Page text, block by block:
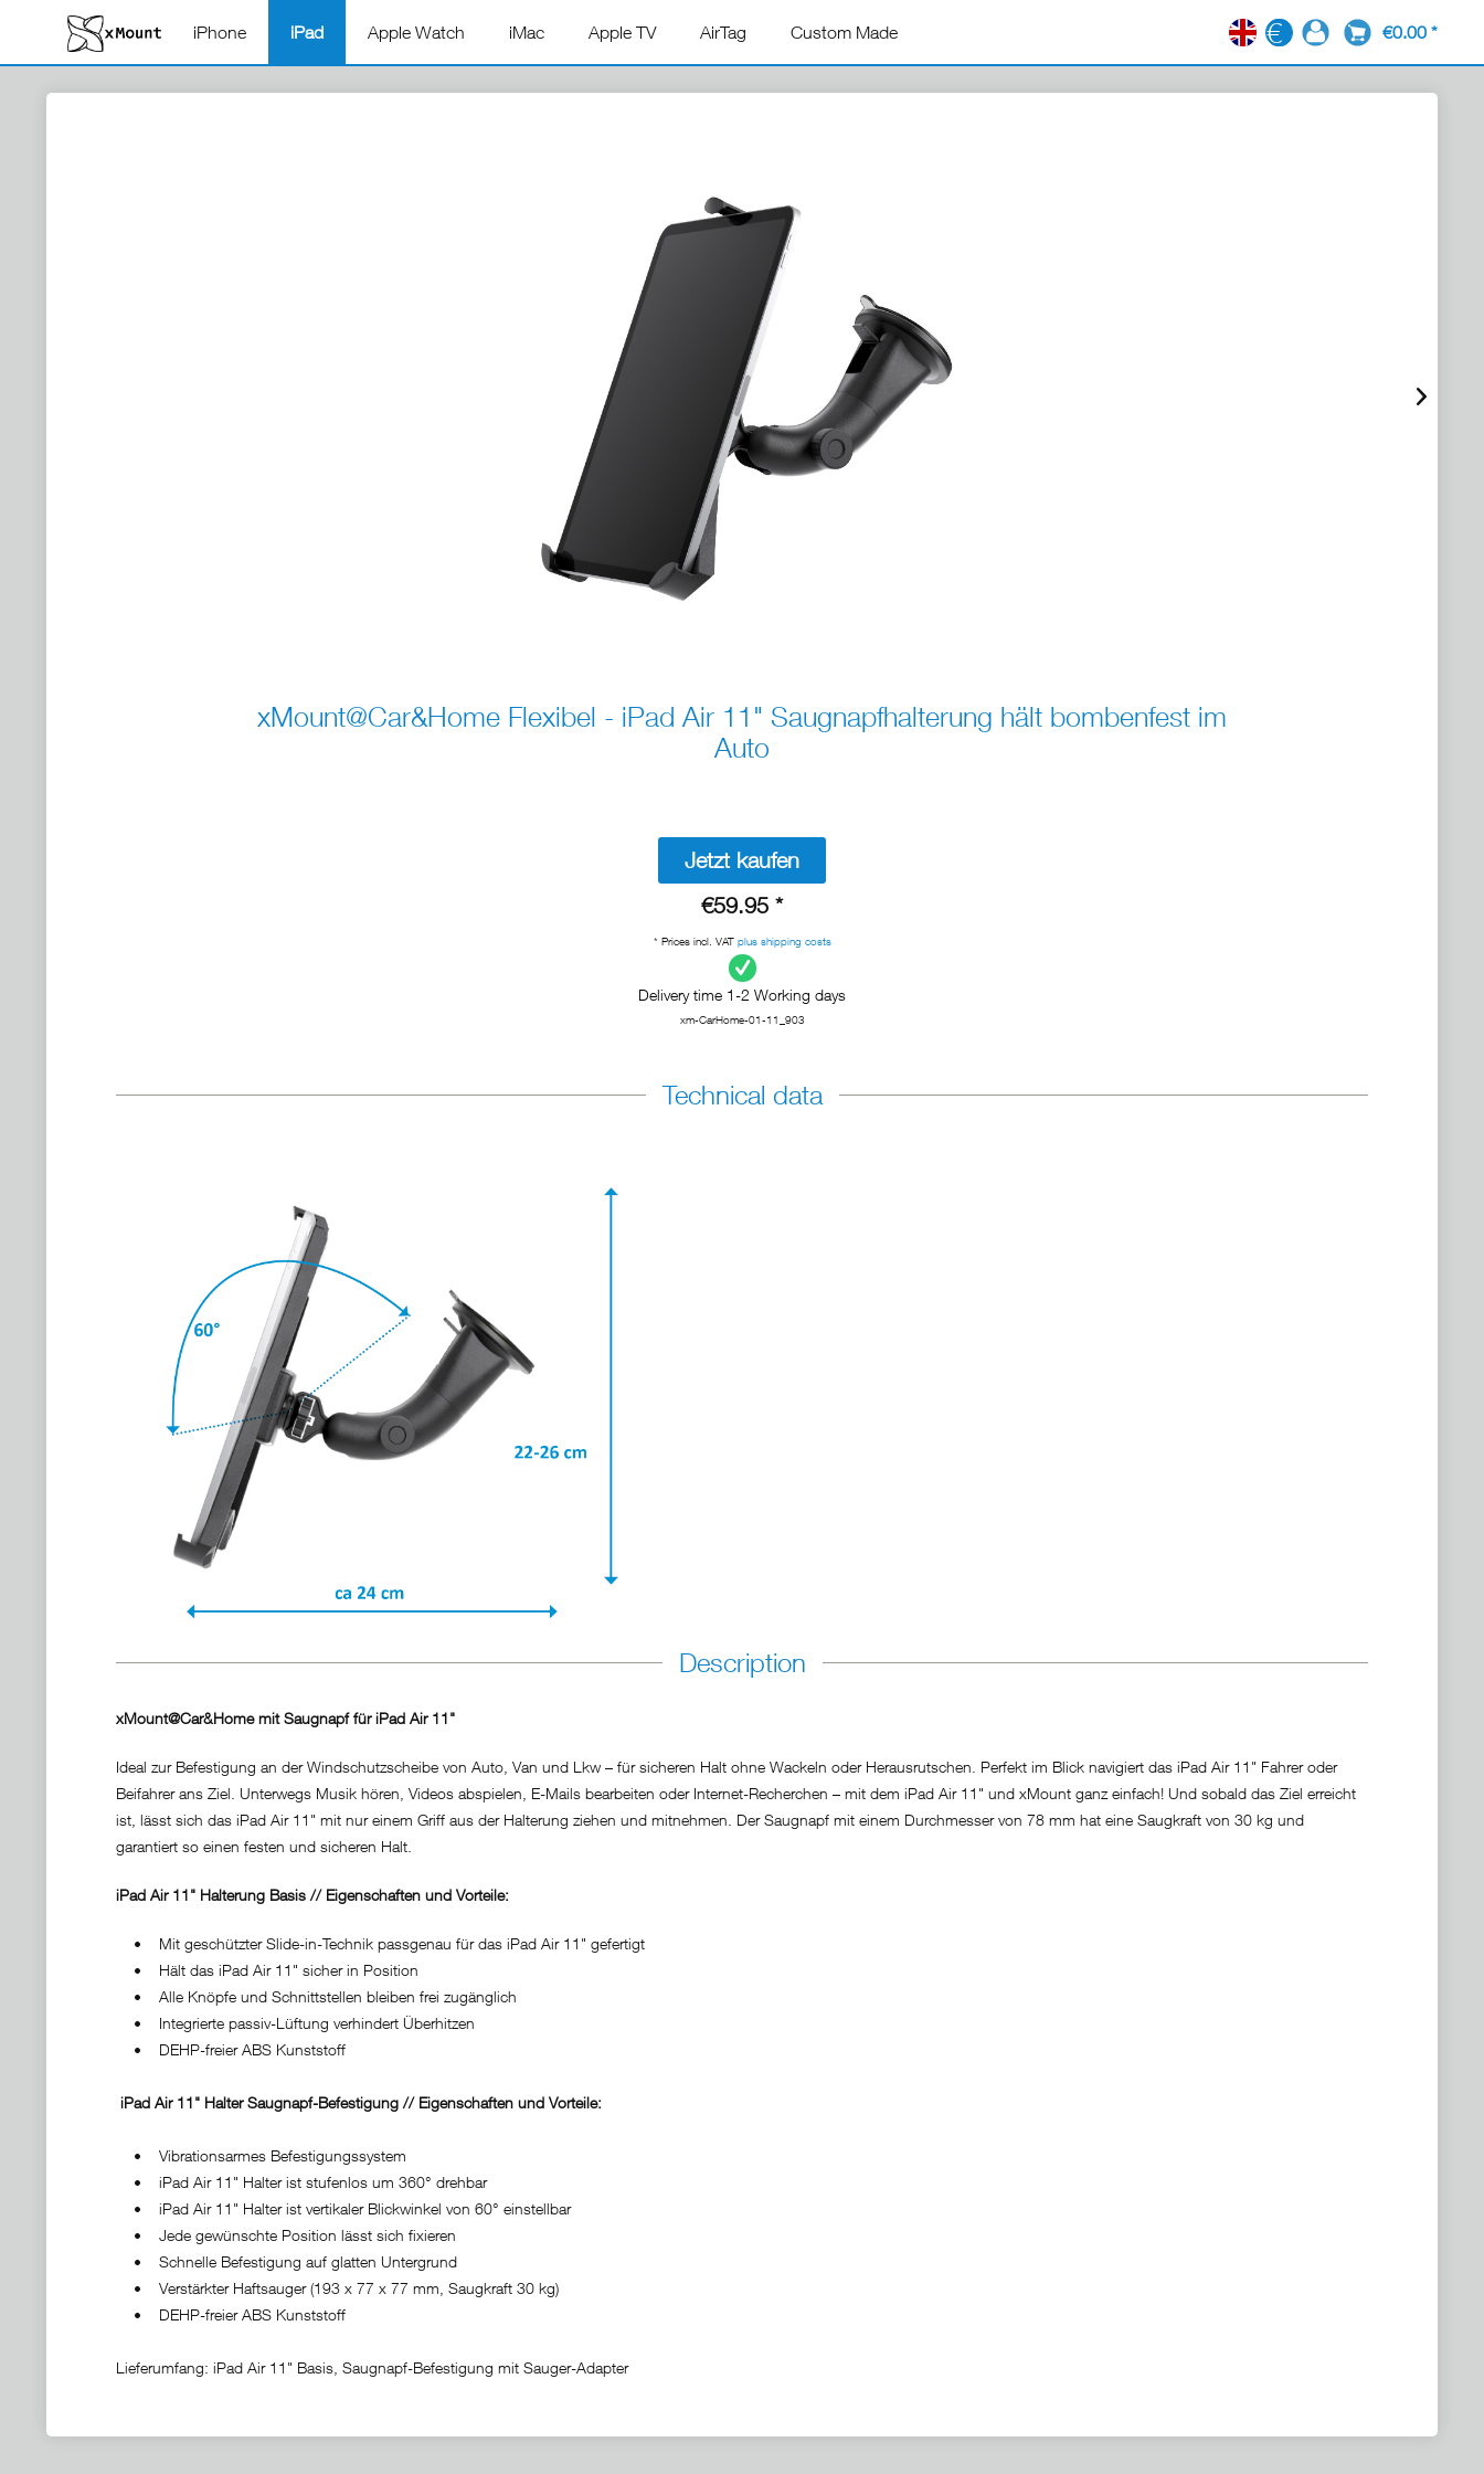
iPhone iPad Apple Watch iMac Apple TV AirTag Custom Made EN €0.00 *
xMount@Car&Home Flexibel - iPad Air 11" Saugnapfhalterung hält bombenfest im
Auto
Jetzt kaufen
€59.95 *
* Prices incl. VAT plus shipping costs
Delivery time 1-2 Working days
xm-CarHome-01-11_903
Technical data
Description
xMount@Car&Home mit Saugnapf für iPad Air 11"
Ideal zur Befestigung an der Windschutzscheibe von Auto, Van und Lkw – für sicheren Halt ohne Wackeln oder Herausrutschen. Perfekt im Blick navigiert das iPad Air 11" Fahrer oder
Beifahrer ans Ziel. Unterwegs Musik hören, Videos abspielen, E-Mails bearbeiten oder Internet-Recherchen – mit dem iPad Air 11" und xMount ganz einfach! Und sobald das Ziel erreicht
ist, lässt sich das iPad Air 11" mit nur einem Griff aus der Halterung ziehen und mitnehmen. Der Saugnapf mit einem Durchmesser von 78 mm hat eine Saugkraft von 30 kg und
garantiert so einen festen und sicheren Halt.
iPad Air 11" Halterung Basis // Eigenschaften und Vorteile:
• Mit geschützter Slide-in-Technik passgenau für das iPad Air 11" gefertigt
• Hält das iPad Air 11" sicher in Position
• Alle Knöpfe und Schnittstellen bleiben frei zugänglich
• Integrierte passiv-Lüftung verhindert Überhitzen
• DEHP-freier ABS Kunststoff
iPad Air 11" Halter Saugnapf-Befestigung // Eigenschaften und Vorteile:
• Vibrationsarmes Befestigungssystem
• iPad Air 11" Halter ist stufenlos um 360° drehbar
• iPad Air 11" Halter ist vertikaler Blickwinkel von 60° einstellbar
• Jede gewünschte Position lässt sich fixieren
• Schnelle Befestigung auf glatten Untergrund
• Verstärkter Haftsauger (193 x 77 x 77 mm, Saugkraft 30 kg)
• DEHP-freier ABS Kunststoff
Lieferumfang: iPad Air 11" Basis, Saugnapf-Befestigung mit Sauger-Adapter